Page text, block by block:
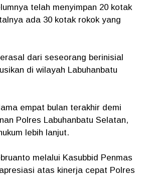
telah menyimpan 20 kotak
ada 30 kotak rokok yang
dari seseorang berinisial
di wilayah Labuhanbatu
empat bulan terakhir demi
Polres Labuhanbatu Selatan,
lebih lanjut.
melalui Kasubbid Penmas
atas kinerja cepat Polres